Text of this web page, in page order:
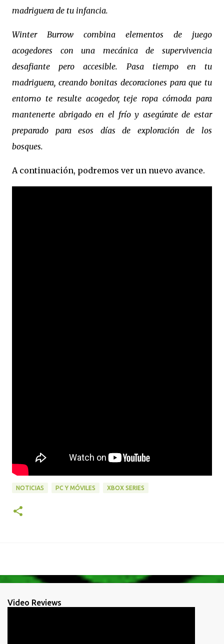
madriguera de tu infancia.
Winter Burrow combina elementos de juego
acogedores con una mecánica de supervivencia
desafiante pero accesible. Pasa tiempo en tu
madriguera, creando bonitas decoraciones para que tu
entorno te resulte acogedor, teje ropa cómoda para
mantenerte abrigado en el frío y asegúrate de estar
preparado para esos días de exploración de los
bosques.
A continuación, podremos ver un nuevo avance.
NOTICIAS PC Y MÓVILES XBOX SERIES
Video Reviews